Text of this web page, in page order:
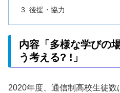
後援・協力
内容「多様な学びの
う考える? !」
2020年度、通信制高校生徒